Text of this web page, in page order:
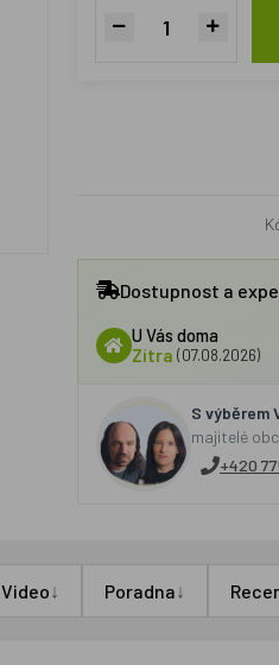
Dostupnost a
U Vás doma
Zítra (07.08.2026)
S výběrem
majitelé
+420
Video↓ Poradna↓